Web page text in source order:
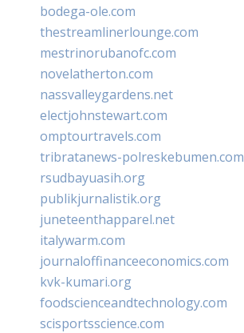
bodega-ole.com
thestreamlinerlounge.com
mestrinorubanofc.com
novelatherton.com
nassvalleygardens.net
electjohnstewart.com
omptourtravels.com
tribratanews-polreskebumen.com
rsudbayuasih.org
publikjurnalistik.org
juneteenthapparel.net
italywarm.com
journaloffinanceeconomics.com
kvk-kumari.org
foodscienceandtechnology.com
scisportsscience.com